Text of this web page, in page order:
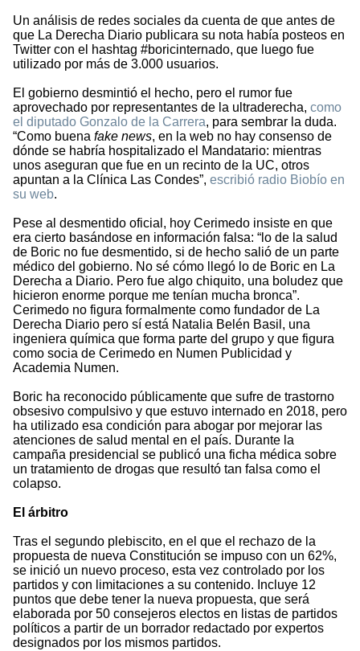
Un análisis de redes sociales da cuenta de que antes de
que La Derecha Diario publicara su nota había posteos en
Twitter con el hashtag #boricinternado, que luego fue
utilizado por más de 3.000 usuarios.
El gobierno desmintió el hecho, pero el rumor fue
aprovechado por representantes de la ultraderecha, como
el diputado Gonzalo de la Carrera, para sembrar la duda.
“Como buena fake news, en la web no hay consenso de
dónde se habría hospitalizado el Mandatario: mientras
unos aseguran que fue en un recinto de la UC, otros
apuntan a la Clínica Las Condes”, escribió radio Biobío en
su web.
Pese al desmentido oficial, hoy Cerimedo insiste en que
era cierto basándose en información falsa: “lo de la salud
de Boric no fue desmentido, si de hecho salió de un parte
médico del gobierno. No sé cómo llegó lo de Boric en La
Derecha a Diario. Pero fue algo chiquito, una boludez que
hicieron enorme porque me tenían mucha bronca”.
Cerimedo no figura formalmente como fundador de La
Derecha Diario pero sí está Natalia Belén Basil, una
ingeniera química que forma parte del grupo y que figura
como socia de Cerimedo en Numen Publicidad y
Academia Numen.
Boric ha reconocido públicamente que sufre de trastorno
obsesivo compulsivo y que estuvo internado en 2018, pero
ha utilizado esa condición para abogar por mejorar las
atenciones de salud mental en el país. Durante la
campaña presidencial se publicó una ficha médica sobre
un tratamiento de drogas que resultó tan falsa como el
colapso.
El árbitro
Tras el segundo plebiscito, en el que el rechazo de la
propuesta de nueva Constitución se impuso con un 62%,
se inició un nuevo proceso, esta vez controlado por los
partidos y con limitaciones a su contenido. Incluye 12
puntos que debe tener la nueva propuesta, que será
elaborada por 50 consejeros electos en listas de partidos
políticos a partir de un borrador redactado por expertos
designados por los mismos partidos.